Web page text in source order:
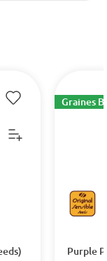
Purple
Graines